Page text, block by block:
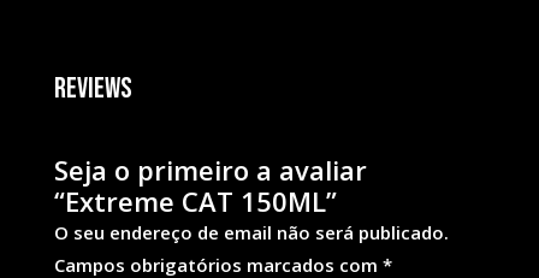
Reviews
Seja o primeiro a avaliar
“Extreme CAT 150ML”
O seu endereço de email não será publicado.
Campos obrigatórios marcados com *